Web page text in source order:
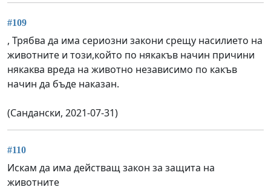
#109
, Трябва да има сериозни закони срещу насилието на
животните и този,който по някакъв начин причини
някаква вреда на животно независимо по какъв
начин да бъде наказан.
(Сандански, 2021-07-31)
#110
Искам да има действащ закон за защита на
животните